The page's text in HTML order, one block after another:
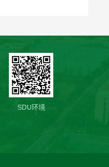
SDU环境